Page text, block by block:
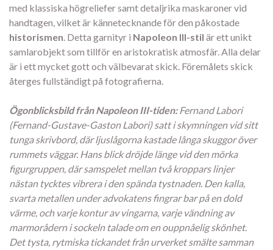
med klassiska högreliefer samt detaljrika maskaroner vid
handtagen, vilket är kännetecknande för den påkostade
historismen. Detta garnityr i Napoleon III-stil är ett unikt
samlarobjekt som tillför en aristokratisk atmosfär. Alla delar
är i ett mycket gott och välbevarat skick. Föremålets skick
återges fullständigt på fotografierna.
Ögonblicksbild från Napoleon III-tiden: Fernand Labori
(Fernand-Gustave-Gaston Labori) satt i skymningen vid sitt
tunga skrivbord, där ljuslågorna kastade långa skuggor över
rummets väggar. Hans blick dröjde länge vid den mörka
figurgruppen, där samspelet mellan två kroppars linjer
nästan tycktes vibrera i den spända tystnaden. Den kalla,
svarta metallen under advokatens fingrar bar på en dold
värme, och varje kontur av vingarna, varje vändning av
marmorådern i sockeln talade om en ouppnåelig skönhet.
Det tysta, rytmiska tickandet från urverket smälte samman